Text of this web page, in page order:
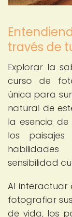
través de
Explorar la
curso de
única para
natural de
la esencia
los
sensibilidad
Al interactuar
fotografiar
de vida, los